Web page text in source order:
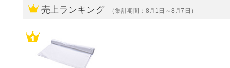
売上ランキング （集計期間：8月1日～8月7日）